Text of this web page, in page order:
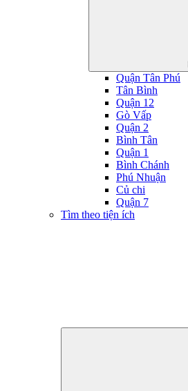
Quận Tân Phú
Tân Bình
Quận 12
Gò Vấp
Quận 2
Bình Tân
Quận 1
Bình Chánh
Phú Nhuận
Củ chi
Quận 7
Tìm theo tiện ích